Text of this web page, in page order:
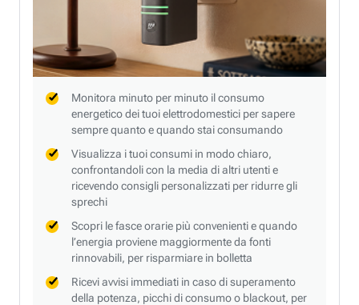
Monitora minuto per minuto il consumo
energetico dei tuoi elettrodomestici per sapere
sempre quanto e quando stai consumando
Visualizza i tuoi consumi in modo chiaro,
confrontandoli con la media di altri utenti e
ricevendo consigli personalizzati per ridurre gli
sprechi
Scopri le fasce orarie più convenienti e quando
l’energia proviene maggiormente da fonti
rinnovabili, per risparmiare in bolletta
Ricevi avvisi immediati in caso di superamento
della potenza, picchi di consumo o blackout, per